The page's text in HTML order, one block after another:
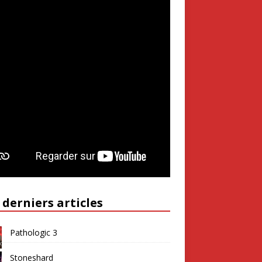
derniers articles
Pathologic 3
Stoneshard